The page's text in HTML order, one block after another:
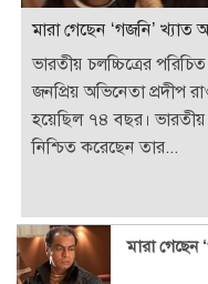
মারা গেছেন ‘গজনি’ খ্যাত
ভারতীয় চলচ্চিত্রের
জনপ্রিয় অভিনেতা প্রদীপ
হয়েছিল ৭৪ বছর।
নিশ্চিত করেছেন তার...
মারা গেছেন